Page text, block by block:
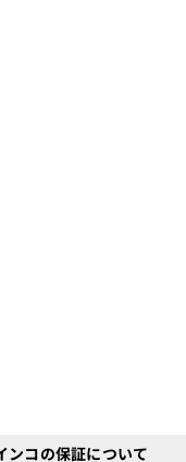
ンコの保証について